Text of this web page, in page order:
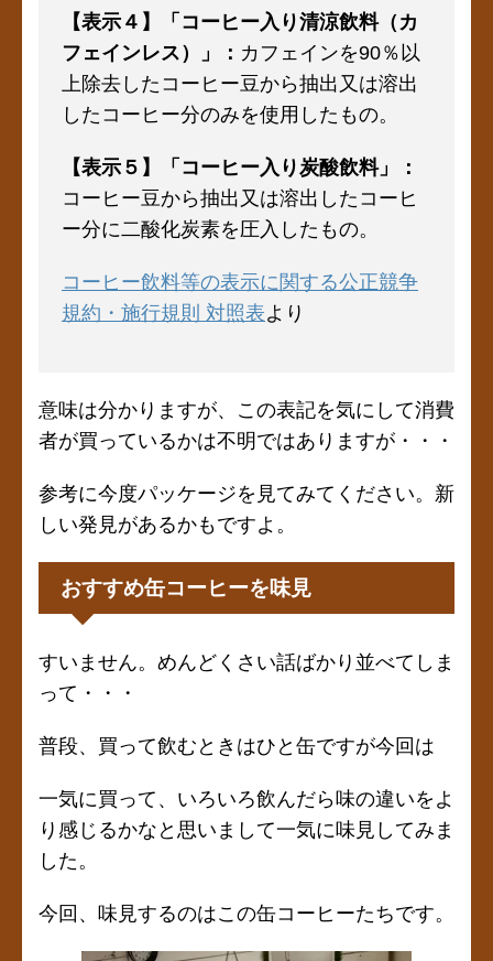
【表示４】「コーヒー入り清涼飲料（カ
フェインレス）」： カフェインを90％以
上除去したコーヒー豆から抽出又は溶出
したコーヒー分のみを使用したもの。
【表示５】「コーヒー入り炭酸飲料」：
コーヒー豆から抽出又は溶出したコーヒ
ー分に二酸化炭素を圧入したもの。
コーヒー飲料等の表示に関する公正競争
規約・施行規則 対照表より
意味は分かりますが、この表記を気にして消費
者が買っているかは不明ではありますが・・・
参考に今度パッケージを見てみてください。新
しい発見があるかもですよ。
おすすめ缶コーヒーを味見
すいません。めんどくさい話ばかり並べてしま
って・・・
普段、買って飲むときはひと缶ですが今回は
一気に買って、いろいろ飲んだら味の違いをよ
り感じるかなと思いまして一気に味見してみま
した。
今回、味見するのはこの缶コーヒーたちです。